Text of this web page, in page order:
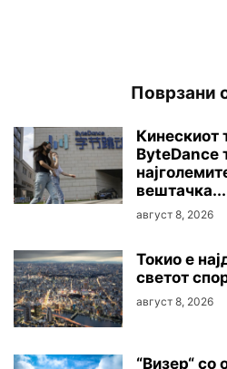
Поврзани
Кинескиот
ByteDance
вештачка...
август 8, 2026
Токио е
светот
август 8, 2026
“Визер“ со